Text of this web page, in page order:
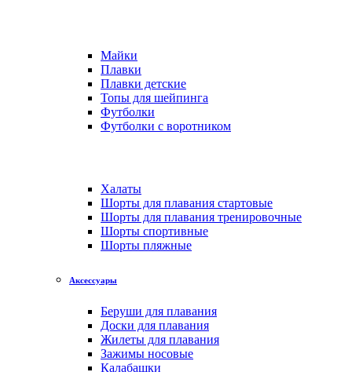
Майки
Плавки
Плавки детские
Топы для шейпинга
Футболки
Футболки с воротником
Халаты
Шорты для плавания стартовые
Шорты для плавания тренировочные
Шорты спортивные
Шорты пляжные
Аксессуары
Беруши для плавания
Доски для плавания
Жилеты для плавания
Зажимы носовые
Калабашки